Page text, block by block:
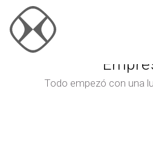
Todo empezó con una